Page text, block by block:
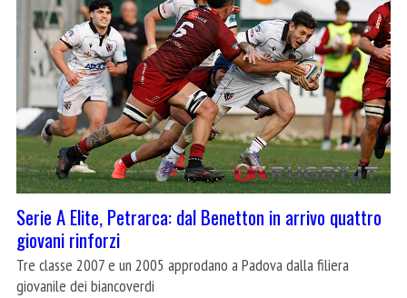
Serie A Elite, Petrarca: dal Benetton in arrivo quattro
giovani rinforzi
Tre classe 2007 e un 2005 approdano a Padova dalla filiera
giovanile dei biancoverdi